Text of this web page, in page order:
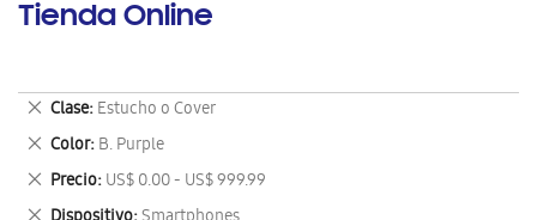
Tienda Online
Clase Estucho o Cover
Eliminar
este
artículo
Color B. Purple
Eliminar
este
artículo
Precio US$ 0.00 - US$ 999.99
Eliminar
este